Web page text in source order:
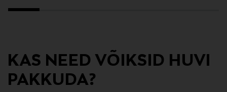
Lilla Bommen 1, 411 04 Gothenburg, Sweden
Digitaalne aadress
KAS NEED VÕIKSID HUVI
PAKKUDA?